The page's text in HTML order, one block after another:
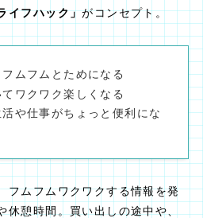
イフハック」がコンセプト。
ムフムとためになる
ワクワク楽しくなる
や仕事がちょっと便利にな
フムフムワクワクする情報を発
休憩時間。買い出しの途中や、